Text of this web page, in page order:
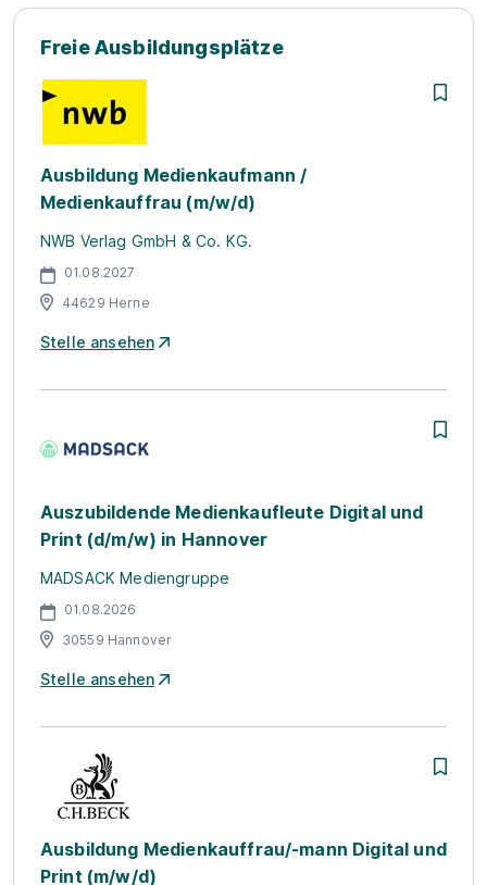
Freie Ausbildungsplätze
Ausbildung Medienkaufmann /
Medienkauffrau (m/w/d)
NWB Verlag GmbH & Co. KG.
01.08.2027
44629 Herne
Stelle ansehen
Auszubildende Medienkaufleute Digital und
Print (d/m/w) in Hannover
MADSACK Mediengruppe
01.08.2026
30559 Hannover
Stelle ansehen
Ausbildung Medienkauffrau/-mann Digital und
Print (m/w/d)